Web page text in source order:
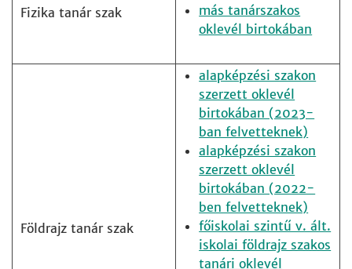
Fizika tanár szak
más tanárszakos
oklevél birtokában
Földrajz tanár szak
alapképzési szakon
szerzett oklevél
birtokában (2023-
ban felvetteknek)
alapképzési szakon
szerzett oklevél
birtokában (2022-
ben felvetteknek)
főiskolai szintű v. ált.
iskolai földrajz szakos
tanári oklevél